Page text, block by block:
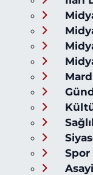
Spor